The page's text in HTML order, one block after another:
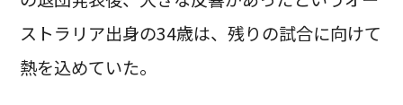
ストラリア出身の34歳は、残りの試合に向けて
熱を込めていた。